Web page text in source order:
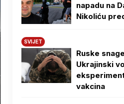
napadu na
Nikoliću
SVIJET
Ruske
Ukrajinski
vakcina